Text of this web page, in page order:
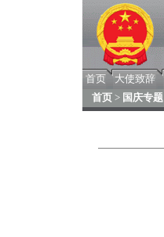
首页 大使致辞
首页 > 国庆专题